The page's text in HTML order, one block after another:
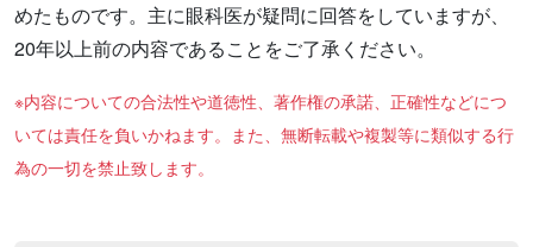
めたものです。主に眼科医が疑問に回答をしていますが、
20年以上前の内容であることをご了承ください。
※内容についての合法性や道徳性、著作権の承諾、正確性などにつ
いては責任を負いかねます。また、無断転載や複製等に類似する行
為の一切を禁止致します。